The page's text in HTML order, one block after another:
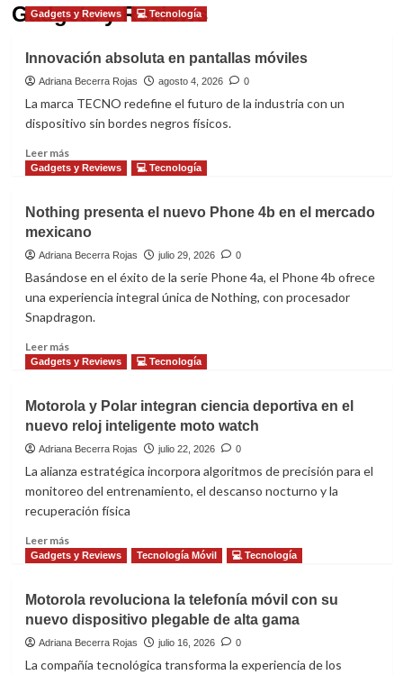
Gadgets y Reviews
Gadgets y Reviews 💻 Tecnología
Innovación absoluta en pantallas móviles
Adriana Becerra Rojas agosto 4, 2026 0
La marca TECNO redefine el futuro de la industria con un
dispositivo sin bordes negros físicos.
Leer másLeer
más
absoluta
en
pantallas
Gadgets y Reviews 💻 Tecnología
Nothing presenta el nuevo Phone 4b en el mercado
mexicano
Adriana Becerra Rojas julio 29, 2026 0
Basándose en el éxito de la serie Phone 4a, el Phone 4b ofrece
una experiencia integral única de Nothing, con procesador
Snapdragon.
Leer másLeer
más
presenta
el
nuevo
en
el
mexicano
Gadgets y Reviews 💻 Tecnología
Motorola y Polar integran ciencia deportiva en el
nuevo reloj inteligente moto watch
Adriana Becerra Rojas julio 22, 2026 0
La alianza estratégica incorpora algoritmos de precisión para el
monitoreo del entrenamiento, el descanso nocturno y la
recuperación física
Leer másLeer
más
y
Polar
integran
Gadgets y Reviews Tecnología Móvil 💻 Tecnología
Motorola revoluciona la telefonía móvil con su
nuevo dispositivo plegable de alta gama
Adriana Becerra Rojas julio 16, 2026 0
La compañía tecnológica transforma la experiencia de los